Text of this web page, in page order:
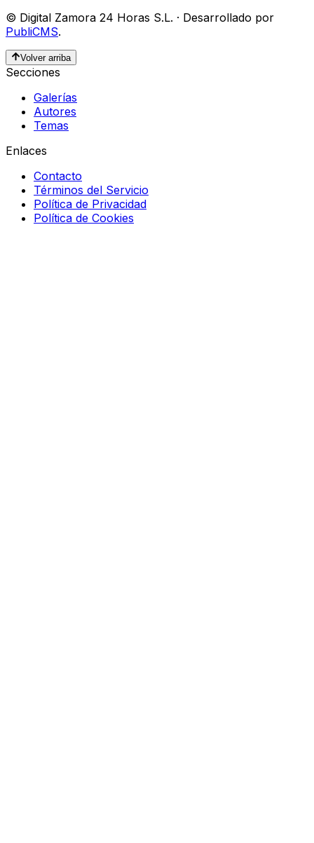
© Digital Zamora 24 Horas S.L. · Desarrollado por
PubliCMS.
Volver arriba
Secciones
Galerías
Autores
Temas
Enlaces
Contacto
Términos del Servicio
Política de Privacidad
Política de Cookies